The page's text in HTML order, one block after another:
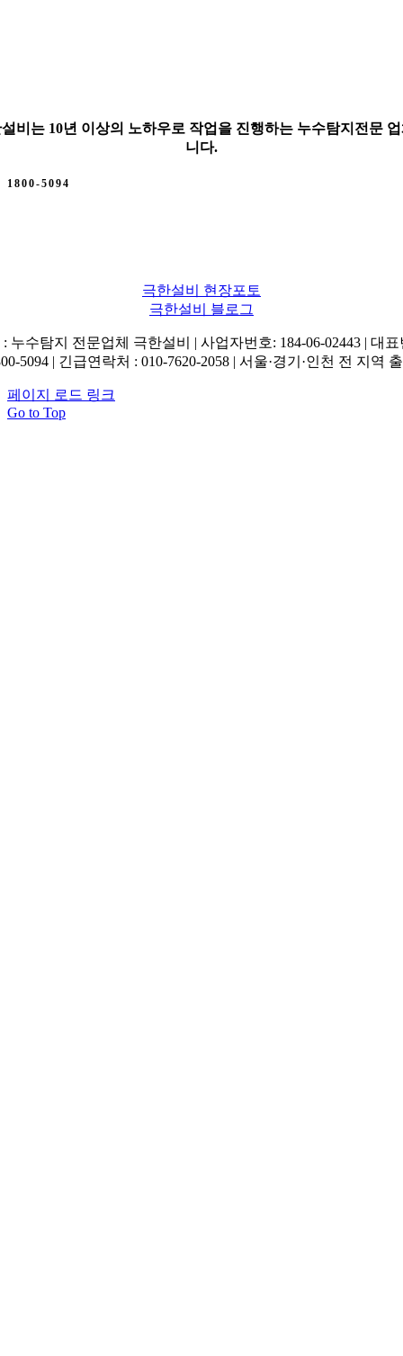
비는 10년 이상의 노하우로 작업을 진행하는 누수탐지전문
니다.
1800-5094
극한설비 현장포토
극한설비 블로그
누수탐지 전문업체 극한설비 | 사업자번호: 184-06-02443 | 대
5094 | 긴급연락처 : 010-7620-2058 | 서울·경기·인천 전 지역
페이지 로드 링크
Go to Top